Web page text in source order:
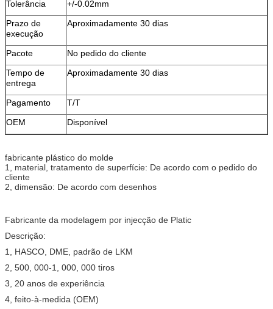
Tolerância
+/-0.02mm
Prazo de
execução
Aproximadamente 30 dias
Pacote
No pedido do cliente
Tempo de
entrega
Aproximadamente 30 dias
Pagamento
T/T
OEM
Disponível
fabricante plástico do molde
1, material, tratamento de superfície: De acordo com o pedido do
cliente
2, dimensão: De acordo com desenhos
Fabricante da modelagem por injecção de Platic
Descrição:
1, HASCO, DME, padrão de LKM
2, 500, 000-1, 000, 000 tiros
3, 20 anos de experiência
4, feito-à-medida (OEM)